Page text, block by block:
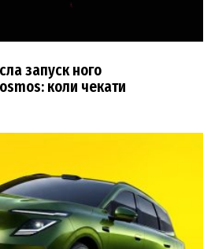
запуск ного
коли чекати